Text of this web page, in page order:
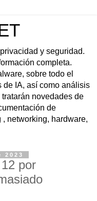
y seguridad.
completa.
sobre todo el
de IA, así como análisis
novedades de
de
networking, hardware,
2023
por